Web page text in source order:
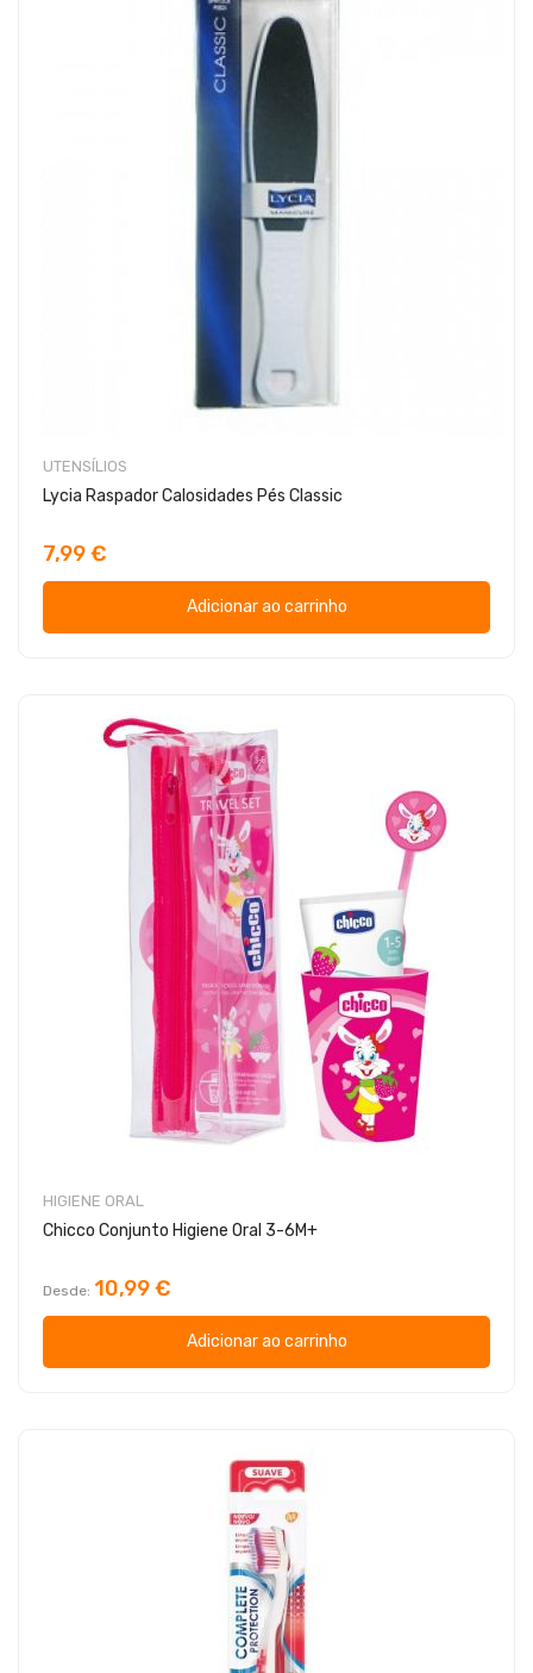
UTENSÍLIOS
Lycia Raspador Calosidades Pés Classic
7,99 €
Adicionar ao carrinho
HIGIENE ORAL
Chicco Conjunto Higiene Oral 3-6M+
Desde 10,99 €
Adicionar ao carrinho